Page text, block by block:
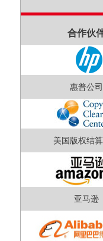
合作伙
惠普公司
美国版权结
亚马逊